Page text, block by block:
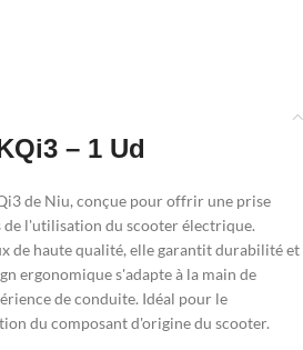
– 1 Ud
de Niu, conçue pour offrir une prise
l'utilisation du scooter électrique.
de haute qualité, elle garantit durabilité et
ergonomique s'adapte à la main de
de conduite. Idéal pour le
du composant d'origine du scooter.